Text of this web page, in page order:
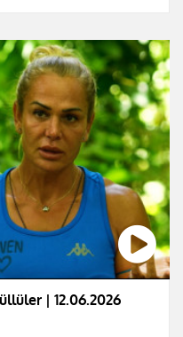
| 12.06.2026